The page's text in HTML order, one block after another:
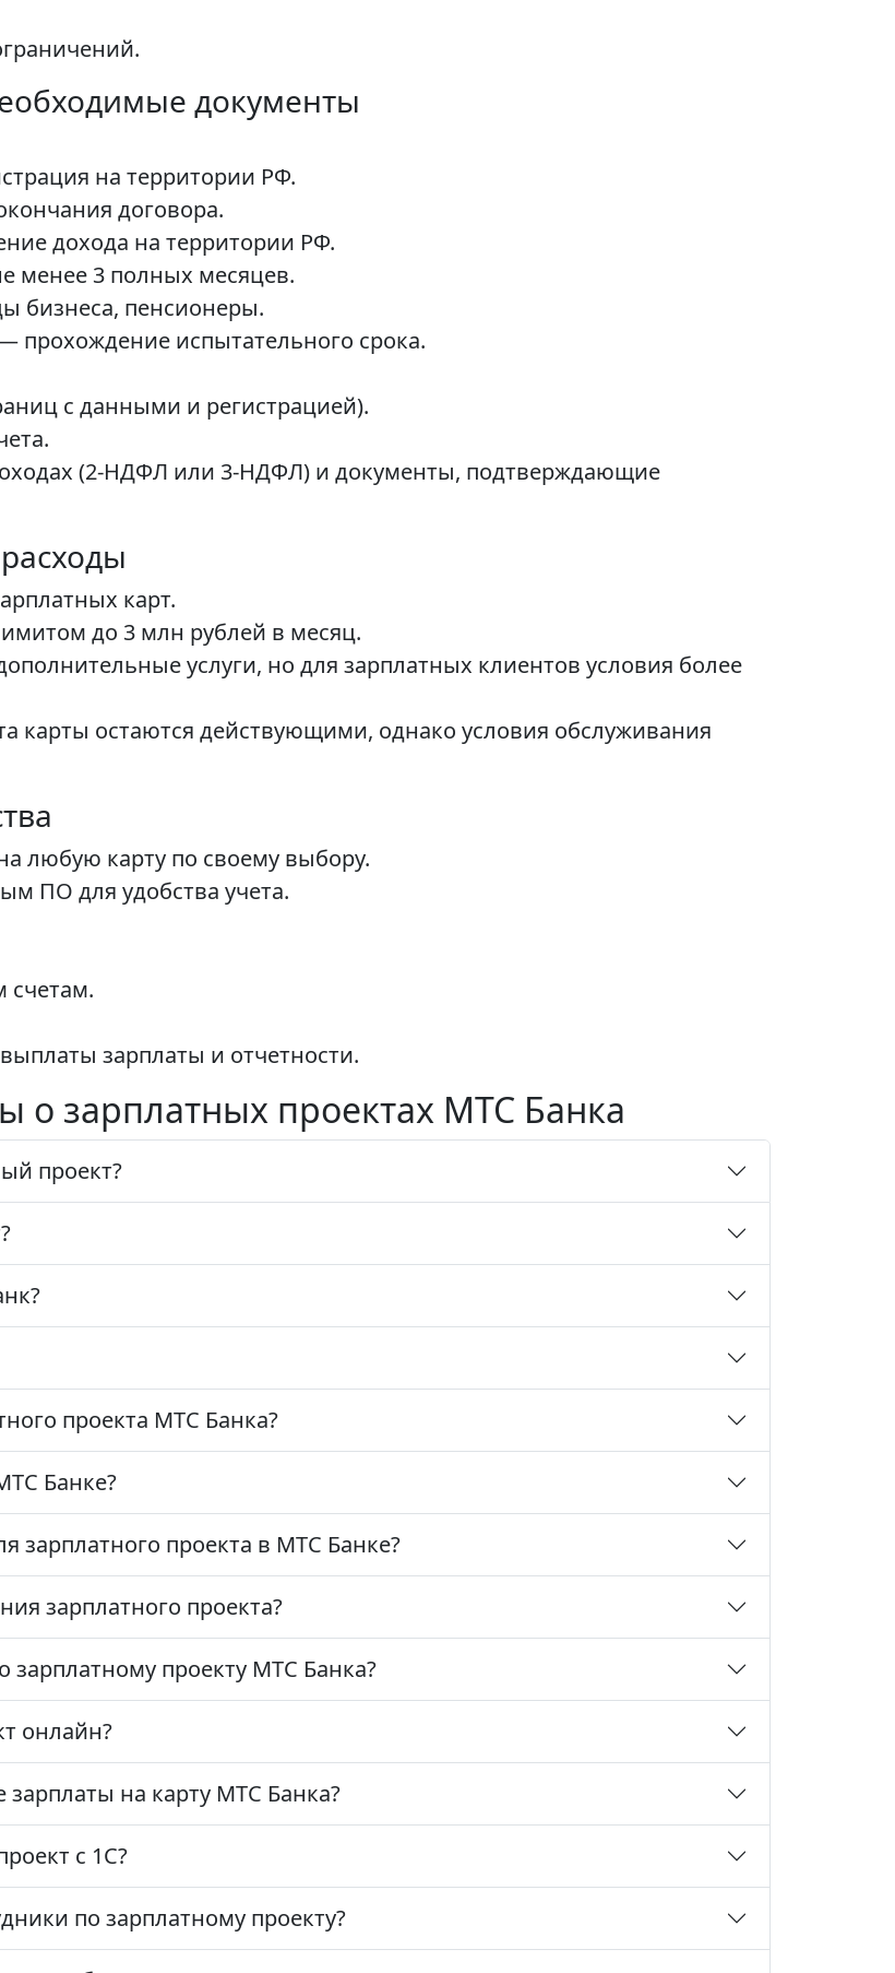
документы
на территории РФ.
договора.
дохода на территории РФ.
менее 3 полных месяцев.
бизнеса, пенсионеры.
испытательного срока.
с данными и регистрацией).
(2-НДФЛ или 3-НДФЛ) и документы, подтверждающие
карт.
до 3 млн рублей в месяц.
услуги, но для зарплатных клиентов условия более
карты остаются действующими, однако условия обслуживания
любую карту по своему выбору.
ПО для удобства учета.
счетам.
зарплаты и отчетности.
о зарплатных проектах МТС Банка
проект?
проекта МТС Банка?
Банке?
зарплатного проекта в МТС Банке?
зарплатного проекта?
проекту МТС Банка?
онлайн?
на карту МТС Банка?
с 1С?
по зарплатному проекту?